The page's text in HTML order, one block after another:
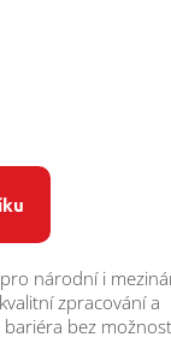
národní i
zpracování a
bez